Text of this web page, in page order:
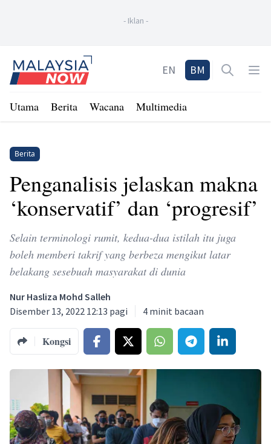
- Iklan -
Home
EN BM Open
Utama Berita Wacana Multimedia
Berita
Penganalisis jelaskan makna
‘konservatif’ dan ‘progresif’
Selain terminologi rumit, kedua-dua istilah itu juga
boleh memberi takrif yang berbeza mengikut latar
belakang sesebuah masyarakat di dunia
Nur Hasliza Mohd Salleh
Disember 13, 2022 12:13 pagi
4 minit bacaan
Kongsi